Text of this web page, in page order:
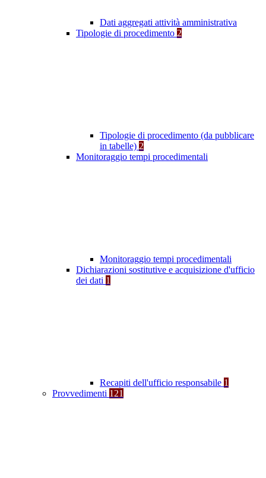
Dati aggregati attività amministrativa
Tipologie di procedimento 2
Tipologie di procedimento (da pubblicare
in tabelle) 2
Monitoraggio tempi procedimentali
Monitoraggio tempi procedimentali
Dichiarazioni sostitutive e acquisizione d'ufficio
dei dati 1
Recapiti dell'ufficio responsabile 1
Provvedimenti 121